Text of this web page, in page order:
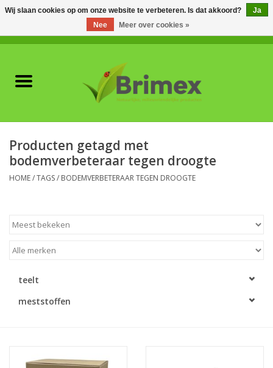
Plagen & Ziekten
Meststoffen en
Bodemverbeteraars
Monitoring
Producten getagd met
bodemverbeteraar tegen droogte
HOME/TAGS/ BODEMVERBETERAAR TEGEN DROOGTE
teelt
meststoffen
Wij slaan cookies op om onze website te verbeteren. Is dat akkoord?
Ja
Nee
Meer over cookies »